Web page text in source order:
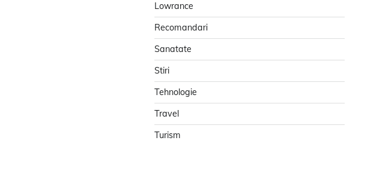
Lowrance
Recomandari
Sanatate
Stiri
Tehnologie
Travel
Turism